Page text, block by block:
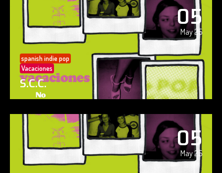
05
May 25
spanish indie pop
Vacaciones
S.C.C.
05
May 25